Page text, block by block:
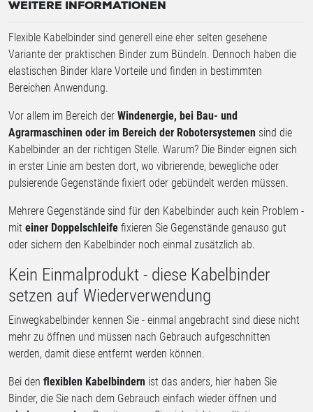
WEITERE INFORMATIONEN
Flexible Kabelbinder sind generell eine eher selten gesehene
Variante der praktischen Binder zum Bündeln. Dennoch haben die
elastischen Binder klare Vorteile und finden in bestimmten
Bereichen Anwendung.
Vor allem im Bereich der Windenergie, bei Bau- und
Agrarmaschinen oder im Bereich der Robotersystemen sind die
Kabelbinder an der richtigen Stelle. Warum? Die Binder eignen sich
in erster Linie am besten dort, wo vibrierende, bewegliche oder
pulsierende Gegenstände fixiert oder gebündelt werden müssen.
Mehrere Gegenstände sind für den Kabelbinder auch kein Problem -
mit einer Doppelschleife fixieren Sie Gegenstände genauso gut
oder sichern den Kabelbinder noch einmal zusätzlich ab.
Kein Einmalprodukt - diese Kabelbinder
setzen auf Wiederverwendung
Einwegkabelbinder kennen Sie - einmal angebracht sind diese nicht
mehr zu öffnen und müssen nach Gebrauch aufgeschnitten
werden, damit diese entfernt werden können.
Bei den flexiblen Kabelbindern ist das anders, hier haben Sie
Binder, die Sie nach dem Gebrauch einfach wieder öffnen und